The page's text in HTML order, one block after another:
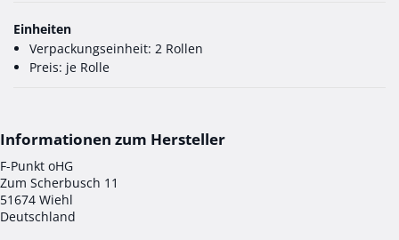
Einheiten
Verpackungseinheit: 2 Rollen
Preis: je Rolle
F-Punkt oHG
Zum Scherbusch 11
51674 Wiehl
Deutschland